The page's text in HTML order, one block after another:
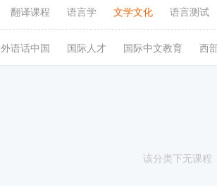
翻译课程 语言学 文学文化 语言测试
外语话中国 国际人才 国际中文教育 西
该分类下无课程